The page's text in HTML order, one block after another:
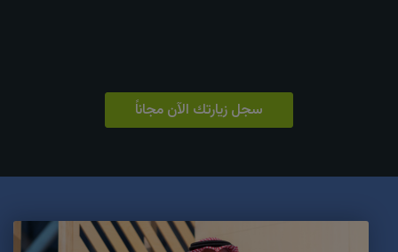
سجل زيارتك الآن مجاناً